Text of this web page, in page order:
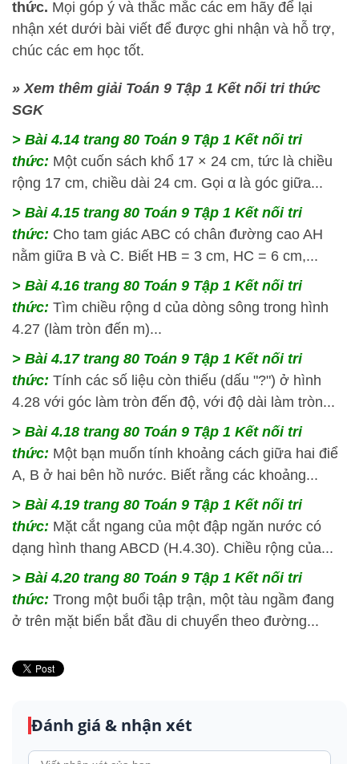
thức. Mọi góp ý và thắc mắc các em hãy để lại
nhận xét dưới bài viết để được ghi nhận và hỗ trợ,
chúc các em học tốt.
» Xem thêm giải Toán 9 Tập 1 Kết nối tri thức
SGK
> Bài 4.14 trang 80 Toán 9 Tập 1 Kết nối tri
thức: Một cuốn sách khổ 17 × 24 cm, tức là chiều
rộng 17 cm, chiều dài 24 cm. Gọi α là góc giữa...
> Bài 4.15 trang 80 Toán 9 Tập 1 Kết nối tri
thức: Cho tam giác ABC có chân đường cao AH
nằm giữa B và C. Biết HB = 3 cm, HC = 6 cm,...
> Bài 4.16 trang 80 Toán 9 Tập 1 Kết nối tri
thức: Tìm chiều rộng d của dòng sông trong hình
4.27 (làm tròn đến m)...
> Bài 4.17 trang 80 Toán 9 Tập 1 Kết nối tri
thức: Tính các số liệu còn thiếu (dấu "?") ở hình
4.28 với góc làm tròn đến độ, với độ dài làm tròn...
> Bài 4.18 trang 80 Toán 9 Tập 1 Kết nối tri
thức: Một bạn muốn tính khoảng cách giữa hai điể
A, B ở hai bên hồ nước. Biết rằng các khoảng...
> Bài 4.19 trang 80 Toán 9 Tập 1 Kết nối tri
thức: Mặt cắt ngang của một đập ngăn nước có
dạng hình thang ABCD (H.4.30). Chiều rộng của...
> Bài 4.20 trang 80 Toán 9 Tập 1 Kết nối tri
thức: Trong một buổi tập trận, một tàu ngầm đang
ở trên mặt biển bắt đầu di chuyển theo đường...
Đánh giá & nhận xét